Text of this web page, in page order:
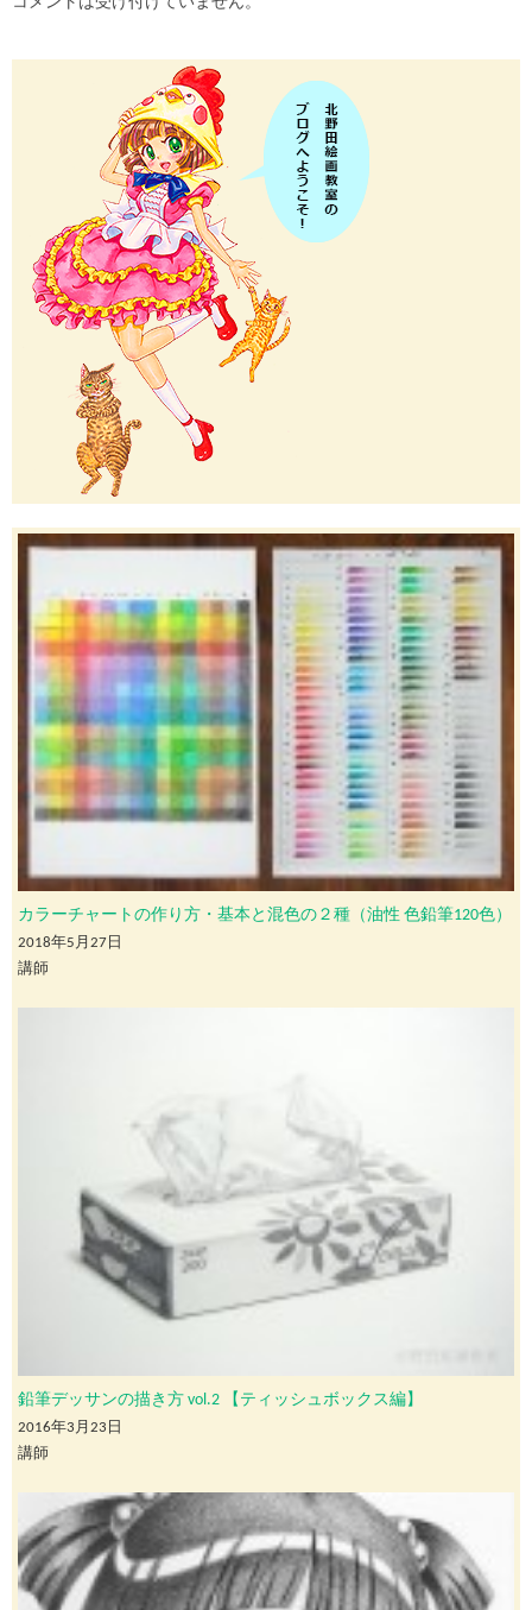
カラーチャートの作り方・基本と混色の２種（油性 色鉛筆120色）
2018年5月27日
講師
鉛筆デッサンの描き方 vol.2 【ティッシュボックス編】
2016年3月23日
講師